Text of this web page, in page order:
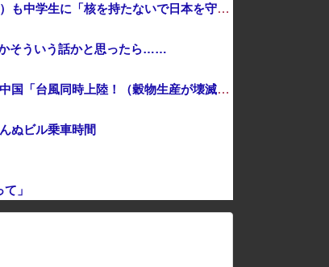
長崎の語り部お爺ちゃん（84）、修学旅行生に「日本も原爆を持たないと負ける」と言われびっくり！ 被団協代表（85）も中学生に「核を持たないで日本を守れますか」と問われ危機感
かそういう話かと思ったら……
中国「大豪雨！」三峡ダム「基礎部分破損」中国「全力放流！」台風13号「中国上陸予測」台風15号「中国接近（画像」中国「台風同時上陸！（穀物生産が壊滅危機」→
ぬビル乗車時間
」